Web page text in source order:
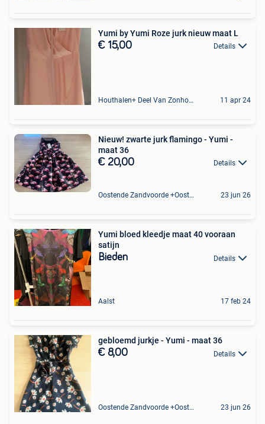
Yumi by Yumi Roze jurk nieuw maat L
€ 15,00 Details
Houthalen+ Deel Van Zonhoven En Zolder 11 apr 24
Nieuw! zwarte jurk flamingo - Yumi -
maat 36
€ 20,00 Details
Oostende Zandvoorde +Oostende 23 jun 26
Yumi bloed kleedje maat 40 vooraan
satijn
Bieden Details
Aalst 17 feb 24
gebloemd jurkje - Yumi - maat 36
€ 8,00 Details
Oostende Zandvoorde +Oostende 23 jun 26